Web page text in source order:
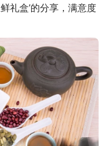
礼盒’的分享，满意度